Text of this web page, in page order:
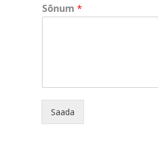
iSõnum *
Saada